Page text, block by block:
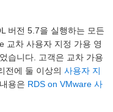
버전 5.7을 실행하는 모든
교차 사용자 지정 가용 영
습니다. 고객은 교차 가용
전에 둘 이상의 사용자 지
용은 RDS on VMware 사